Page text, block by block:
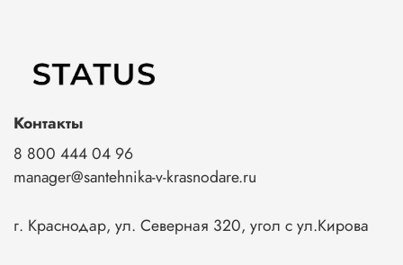
Контакты
8 800 444 04 96
manager@santehnika-v-krasnodare.ru
г. Краснодар, ул. Северная 320, угол с ул.Кирова